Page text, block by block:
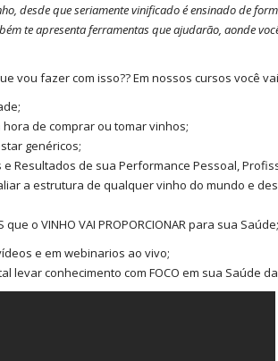
desde que seriamente vinificado é ensinado de
te apresenta ferramentas que ajudarão, aonde
vou fazer com isso?? Em nossos cursos você
hora de comprar ou tomar vinhos;
genéricos;
Resultados de sua Performance Pessoal,
a estrutura de qualquer vinho do mundo e
o VINHO VAI PROPORCIONAR para sua Saúde;
e em webinarios ao vivo;
levar conhecimento com FOCO em sua Saúde